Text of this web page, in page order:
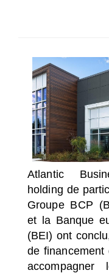
Atlantic
holding de
Groupe BCP
et la Banque
(BEI) ont
de financement